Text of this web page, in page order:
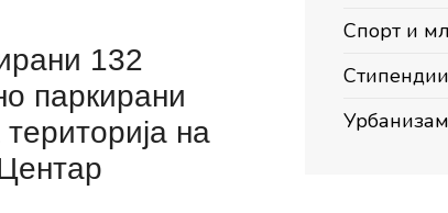
за
најдобри
наставници
од
одделенска
132
паркирани
на
Спорт и
Стипендии
Урбанизам